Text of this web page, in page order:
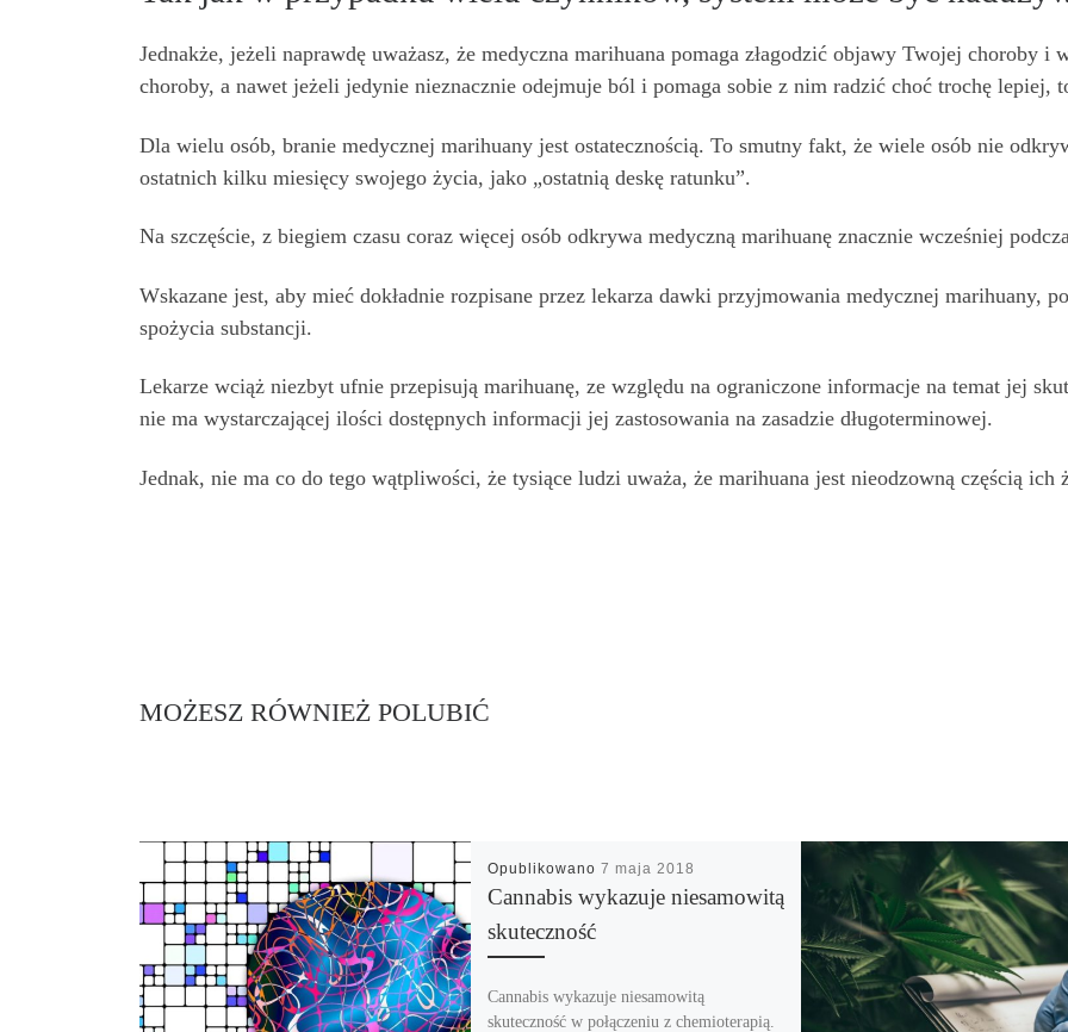
Jednakże, jeżeli naprawdę uważasz, że medyczna marihuana pomaga złagodzić objawy Twojej choroby
choroby, a nawet jeżeli jedynie nieznacznie odejmuje ból i pomaga sobie z nim radzić choć trochę lepiej,
Dla wielu osób, branie medycznej marihuany jest ostatecznością. To smutny fakt, że wiele osób nie
ostatnich kilku miesięcy swojego życia, jako „ostatnią deskę ratunku”.
Na szczęście, z biegiem czasu coraz więcej osób odkrywa medyczną marihuanę znacznie wcześniej
Wskazane jest, aby mieć dokładnie rozpisane przez lekarza dawki przyjmowania medycznej marihuany,
spożycia substancji.
Lekarze wciąż niezbyt ufnie przepisują marihuanę, ze względu na ograniczone informacje na temat jej
nie ma wystarczającej ilości dostępnych informacji jej zastosowania na zasadzie długoterminowej.
Jednak, nie ma co do tego wątpliwości, że tysiące ludzi uważa, że marihuana jest nieodzowną częścią ich
MOŻESZ RÓWNIEŻ POLUBIĆ
Opublikowano 7 maja 2018
Cannabis wykazuje niesamowitą
skuteczność
Cannabis wykazuje niesamowitą
skuteczność w połączeniu z chemioterapią.